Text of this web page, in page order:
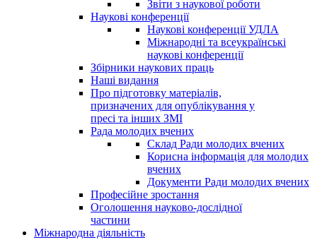
Звіти з наукової роботи
Наукові конференції
Наукові конференції УДЛА
Міжнародні та всеукраїнські
наукові конференції
Збірники наукових праць
Наші видання
Про підготовку матеріалів,
призначених для опублікування у
пресі та інших ЗМІ
Рада молодих вчених
Склад Ради молодих вчених
Корисна інформація для молодих
вчених
Документи Ради молодих вчених
Професійне зростання
Оголошення науково-дослідної
частини
Міжнародна діяльність